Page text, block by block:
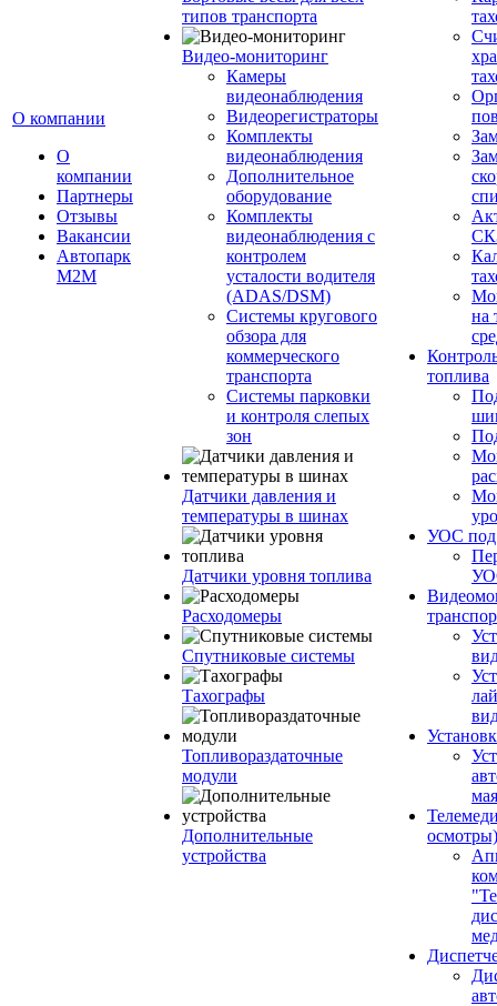
О компании
О
компании
Партнеры
Отзывы
Вакансии
Автопарк
М2М
типов транспорта
Видео-мониторинг
Камеры
видеонаблюдения
Видеорегистраторы
Комплекты
видеонаблюдения
Дополнительное
оборудование
Комплекты
видеонаблюдения с
контролем
усталости водителя
(ADAS/DSM)
Системы кругового
обзора для
коммерческого
транспорта
Системы парковки
и контроля слепых
зон
Датчики давления и
температуры в шинах
Датчики уровня топлива
Расходомеры
Спутниковые системы
Тахографы
Топливораздаточные
модули
Дополнительные
устройства
на
топлива
УОС
осмотры)